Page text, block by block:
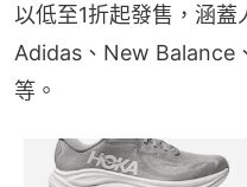
以低至1折起發售，涵蓋
Adidas、New Balance
等。